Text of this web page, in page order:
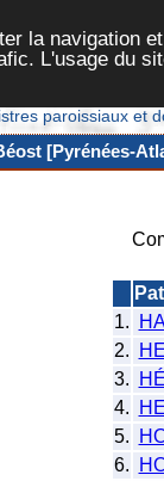
la navigation
L'usage du
paroissiaux et
[Pyrénées-
1.
2.
3.
4.
5.
6.